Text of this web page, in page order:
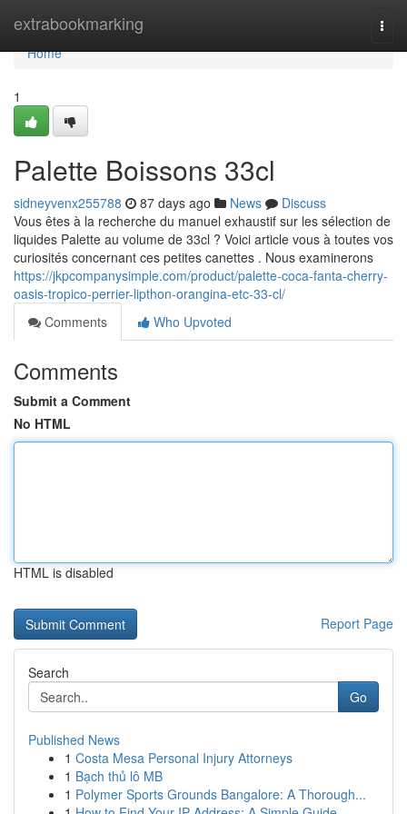
extrabookmarking
Home
Home
1
Palette Boissons 33cl
sidneyvenx255788 87 days ago News
Discuss
Vous êtes à la recherche du manuel exhaustif sur les sélection de
liquides Palette au volume de 33cl ? Voici article vous à toutes vos
curiosités concernant ces petites canettes . Nous examinerons
https://jkpcompanysimple.com/product/palette-coca-fanta-cherry-
oasis-tropico-perrier-lipthon-orangina-etc-33-cl/
Comments
Who Upvoted
Comments
Submit a Comment
No HTML
HTML is disabled
Report Page
Search
Go
Published News
1 Costa Mesa Personal Injury Attorneys
1 Bạch thủ lô MB
1 Polymer Sports Grounds Bangalore: A Thorough...